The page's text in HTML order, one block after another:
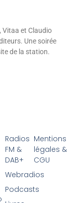
Vitaa et Claudio
Une soirée
de la station.
Radios
FM &
DAB+
Webradios
Podcasts
Mentions
légales &
CGU